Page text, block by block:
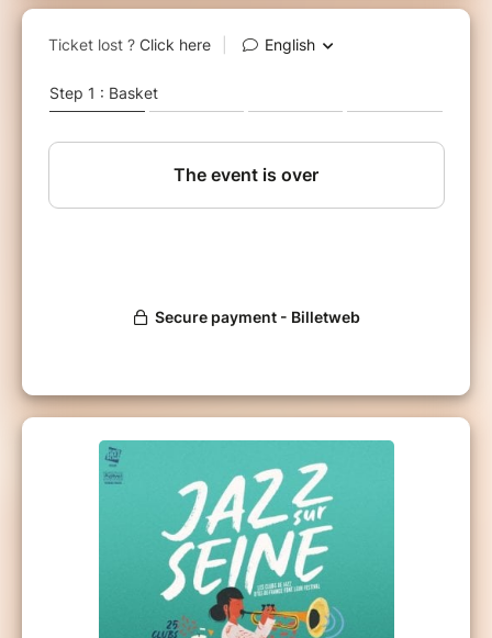
venant du Brésil dont elle maitrise parfaitement la
langue, le nouvel album de Do Montebello " B.O.
PARADISO " explore de nouveaux chemins, de
couleurs sonores tintées de folk, de pop, de jazz,
subtilement mélangés à l'acoustique apportée par
les artistes qui l'entourent. B.O PARADISO est
l’album d’une exploratrice pour laquelle toutes les
musiques sont des territoires qui appartiennent à
nous pour y graver des mots d’une sensibilité à
Hervé Morisot : Guitare
Ricardo Feijão : Basse
Christophe de Oliveira : Batterie
Julio Gonçalves : Percussions